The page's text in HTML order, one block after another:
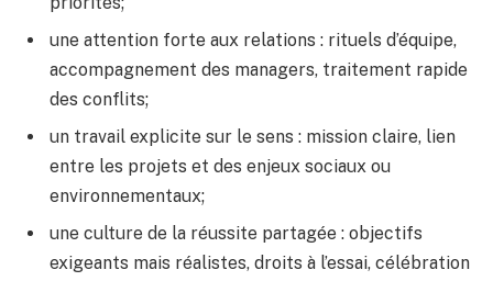
une attention forte aux relations : rituels d’équipe,
accompagnement des managers, traitement rapide
des conflits;
un travail explicite sur le sens : mission claire, lien
entre les projets et des enjeux sociaux ou
environnementaux;
une culture de la réussite partagée : objectifs
exigeants mais réalistes, droits à l’essai, célébration